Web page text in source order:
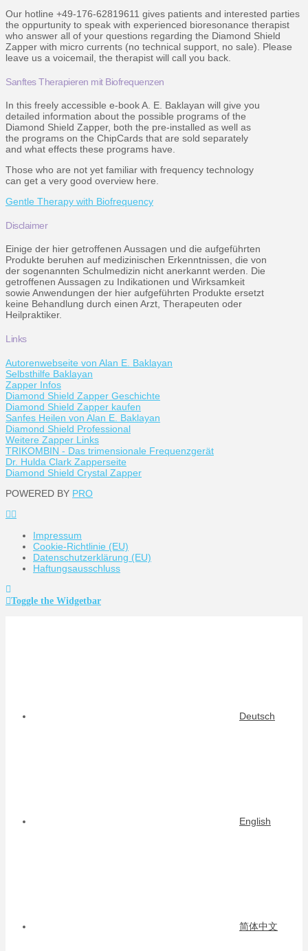
Our hotline +49-176-62819611 gives patients and interested parties
the oppurtunity to speak with experienced bioresonance therapist
who answer all of your questions regarding the Diamond Shield
Zapper with micro currents (no technical support, no sale). Please
leave us a voicemail, the therapist will call you back.
Sanftes Therapieren mit Biofrequenzen
In this freely accessible e-book A. E. Baklayan will give you
detailed information about the possible programs of the
Diamond Shield Zapper, both the pre-installed as well as
the programs on the ChipCards that are sold separately
and what effects these programs have.
Those who are not yet familiar with frequency technology
can get a very good overview here.
Gentle Therapy with Biofrequency
Disclaimer
Einige der hier getroffenen Aussagen und die aufgeführten
Produkte beruhen auf medizinischen Erkenntnissen, die von
der sogenannten Schulmedizin nicht anerkannt werden. Die
getroffenen Aussagen zu Indikationen und Wirksamkeit
sowie Anwendungen der hier aufgeführten Produkte ersetzt
keine Behandlung durch einen Arzt, Therapeuten oder
Heilpraktiker.
Links
Autorenwebseite von Alan E. Baklayan
Selbsthilfe Baklayan
Zapper Infos
Diamond Shield Zapper Geschichte
Diamond Shield Zapper kaufen
Sanfes Heilen von Alan E. Baklayan
Diamond Shield Professional
Weitere Zapper Links
TRIKOMBIN - Das trimensionale Frequenzgerät
Dr. Hulda Clark Zapperseite
Diamond Shield Crystal Zapper
POWERED BY PRO
Impressum
Cookie-Richtlinie (EU)
Datenschutzerklärung (EU)
Haftungsausschluss
Toggle the Widgetbar
Deutsch
English
简体中文